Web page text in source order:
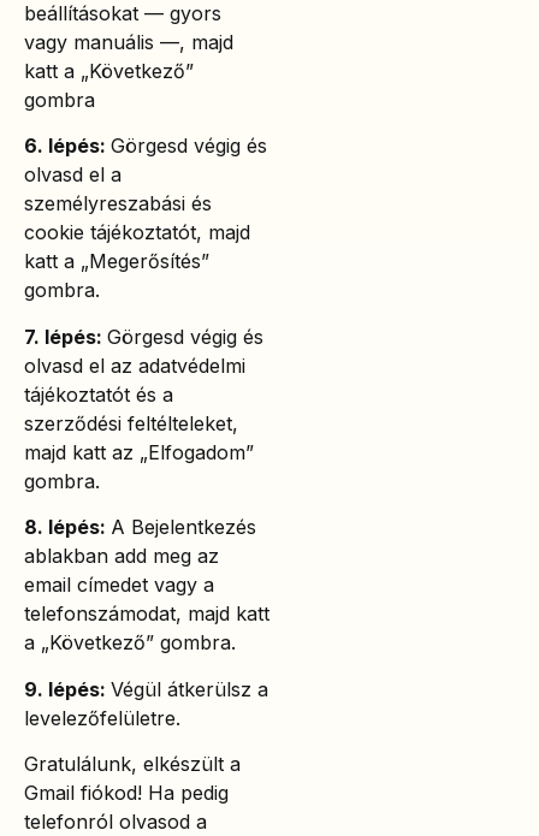
beállításokat — gyors
vagy manuális —, majd
katt a „Következő”
gombra
6. lépés: Görgesd végig és
olvasd el a
személyreszabási és
cookie tájékoztatót, majd
katt a „Megerősítés”
gombra.
7. lépés: Görgesd végig és
olvasd el az adatvédelmi
tájékoztatót és a
szerződési feltélteleket,
majd katt az „Elfogadom”
gombra.
8. lépés: A Bejelentkezés
ablakban add meg az
email címedet vagy a
telefonszámodat, majd katt
a „Következő” gombra.
9. lépés: Végül átkerülsz a
levelezőfelületre.
Gratulálunk, elkészült a
Gmail fiókod! Ha pedig
telefonról olvasod a